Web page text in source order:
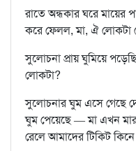
রাতে অন্ধকার ঘরে মায়ের
করে ফেলল, মা, ঐ লোকটা
সুলোচনা প্রায় ঘুমিয়ে
লোকটা?
সুলোচনার ঘুম এসে গেছে
ঘুম পেয়েছে — মা এখন
রেলে আমাদের টিকিট